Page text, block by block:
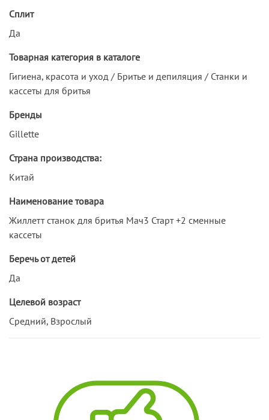
Сплит
Да
Товарная категория в каталоге
Гигиена, красота и уход / Бритье и депиляция / Станки и
кассеты для бритья
Бренды
Gillette
Страна производства:
Китай
Наименование товара
Жиллетт станок для бритья Мач3 Старт +2 сменные
кассеты
Беречь от детей
Да
Целевой возраст
Средний, Взрослый